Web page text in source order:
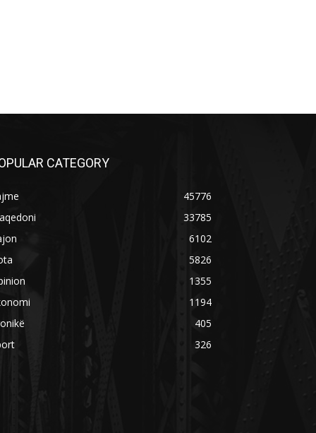
CATEGORY
45776
33785
6102
5826
1355
1194
405
326